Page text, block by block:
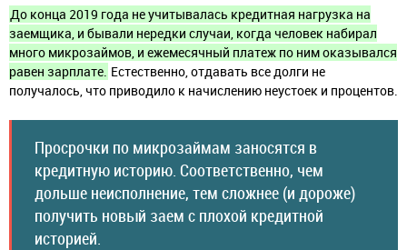
До конца 2019 года не учитывалась кредитная нагрузка на
заемщика, и бывали нередки случаи, когда человек набирал
много микрозаймов, и ежемесячный платеж по ним оказывался
равен зарплате. Естественно, отдавать все долги не
получалось, что приводило к начислению неустоек и процентов.
Просрочки по микрозаймам заносятся в
кредитную историю. Соответственно, чем
дольше неисполнение, тем сложнее (и дороже)
получить новый заем с плохой кредитной
историей.